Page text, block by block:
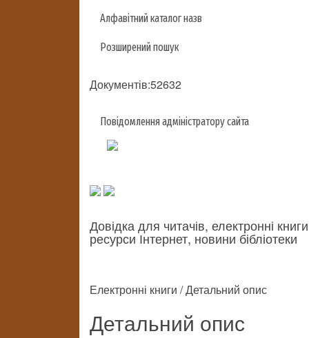
Алфавітний каталог назв
Розширений пошук
Документів:52632
Повідомлення адміністратору сайта
Довідка для читачів, електронні
ресурси Інтернет, новини бібліотеки
Електронні книги / Детальний опис
Детальний опис